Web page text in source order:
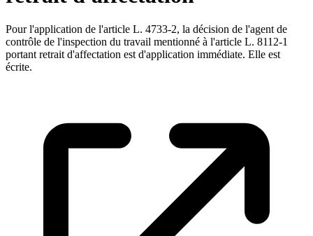
Pour l'application de l'article L. 4733-2, la décision de l'agent de
contrôle de l'inspection du travail mentionné à l'article L. 8112-1
portant retrait d'affectation est d'application immédiate. Elle est
écrite.